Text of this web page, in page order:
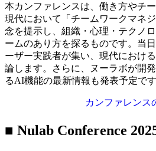
本カンファレンスは、働き方やチ
現代において「チームワークマネ
念を提示し、組織・心理・テクノ
ームのあり方を探るものです。 当
ーザー実践者が集い、現代におけ
論します。さらに、ヌーラボが開
るAI機能の最新情報も発表予定です
カンファレンス
■ Nulab Conference